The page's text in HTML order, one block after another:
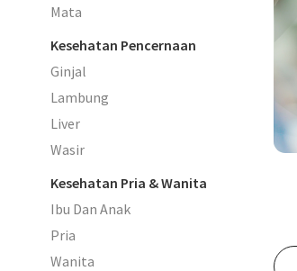
Mata
Kesehatan Pencernaan
Ginjal
Lambung
Liver
Wasir
Kesehatan Pria & Wanita
Ibu Dan Anak
Pria
Wanita